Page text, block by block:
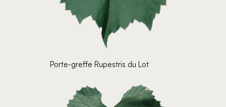
Porte-greffe Rupestris du Lot